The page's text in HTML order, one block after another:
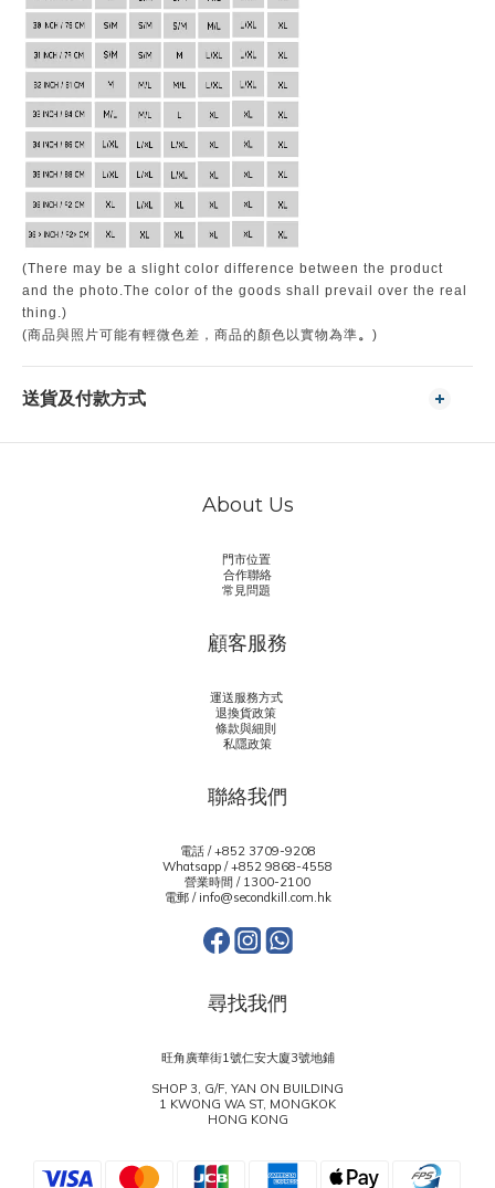
(There may be a slight color difference between the product
and the photo.The color of the goods shall prevail over the real
thing.)
(商品與照片可能有輕微色差，商品的顏色以實物為準。 )
送貨及付款方式
About Us
門市位置
合作聯絡
常見問題
顧客服務
運送服務方式
退換貨政策
條款與細則
私隱政策
聯絡我們
電話 / +852 3709-9208
Whatsapp /+852 9868-4558
營業時間 / 1300-2100
電郵 / info@secondkill.com.hk
尋找我們
旺角廣華街1號仁安大廈3號地鋪
SHOP 3, G/F, YAN ON BUILDING
1 KWONG WA ST, MONGKOK
HONG KONG